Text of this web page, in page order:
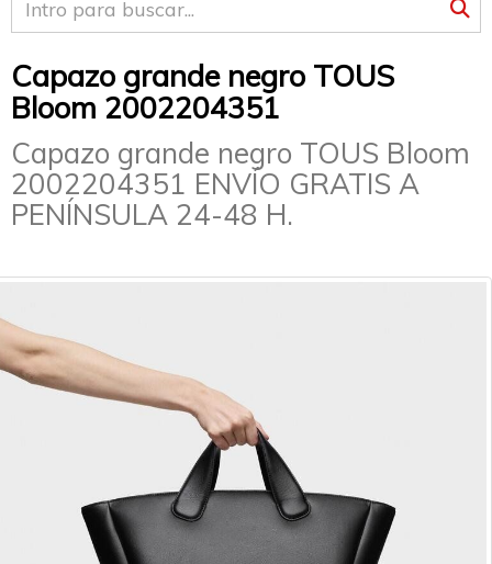
Capazo grande negro TOUS
Bloom 2002204351
Capazo grande negro TOUS Bloom
2002204351 ENVÍO GRATIS A
PENÍNSULA 24-48 H.